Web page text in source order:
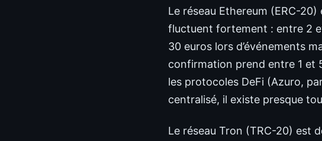
Le réseau Ethereum (ERC-
fluctuent fortement : entre 2
30 euros lors d’événements
confirmation prend entre 1 et
les protocoles DeFi (Azuro,
centralisé, il existe presque
Le réseau Tron (TRC-20) est